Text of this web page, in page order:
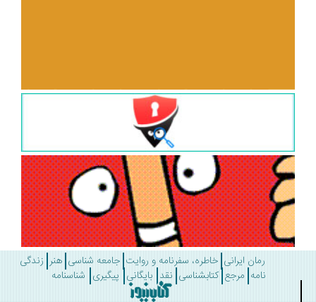
رمان ایرانی خاطره، سفرنامه و روایت جامعه شناسی هنر زندگی
مرجع کتابشناسی نقد بایگانی پیگیری شناسنامه